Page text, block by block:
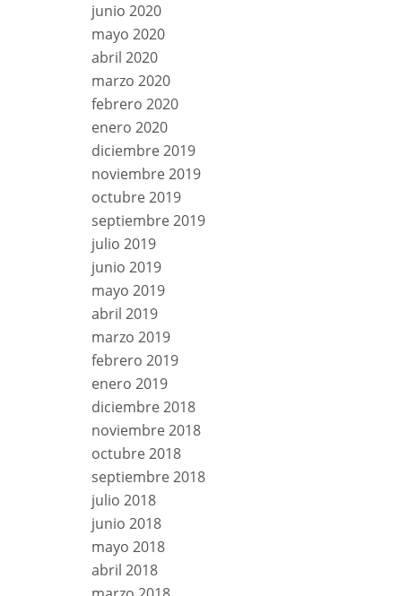
junio 2020
mayo 2020
abril 2020
marzo 2020
febrero 2020
enero 2020
diciembre 2019
noviembre 2019
octubre 2019
septiembre 2019
julio 2019
junio 2019
mayo 2019
abril 2019
marzo 2019
febrero 2019
enero 2019
diciembre 2018
noviembre 2018
octubre 2018
septiembre 2018
julio 2018
junio 2018
mayo 2018
abril 2018